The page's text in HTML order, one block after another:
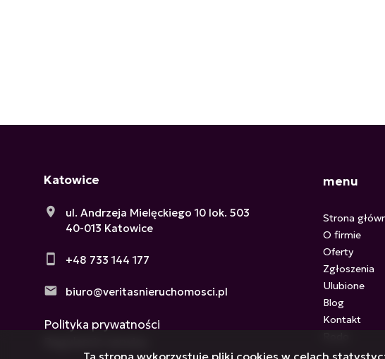
Katowice
ul. Andrzeja Mielęckiego 10 lok. 503
40-013 Katowice
+48 733 144 177
biuro@veritasnieruchomosci.pl
Polityka prywatności
menu
Strona
O firmie
Oferty
Zgłoszenia
Ulubione
Blog
Kontakt
Ta strona wykorzystuje pliki cookies w celach